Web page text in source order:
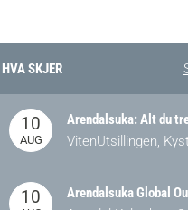
LinkedIn
HVA SKJER
10
AUG
VitenUtsillingen,
10